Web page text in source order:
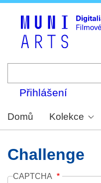
Přihlášení
Domů Kolekce
Challenge
CAPTCHA